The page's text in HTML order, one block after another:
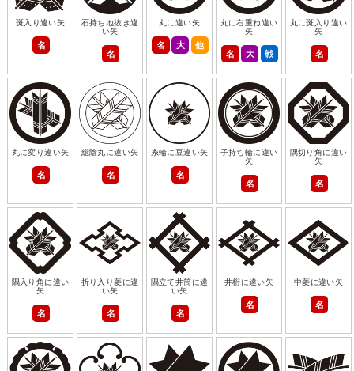
斑入り違い矢
名
石持ち地抜き違
い矢
名
丸に違い矢
名 大 他
丸に右重ね違い
矢
名 大 戦
丸に斑入り違い
矢
名
丸に変り違い矢
名
総陰丸に違い矢
名
糸輪に豆違い矢
名
子持ち輪に違い
矢
名
隅切り角に違い
矢
名
隅入り角に違い
矢
名
折り入り菱に違
い矢
名
隅立て井筒に違
い矢
名
井桁に違い矢
名
中菱に違い矢
名